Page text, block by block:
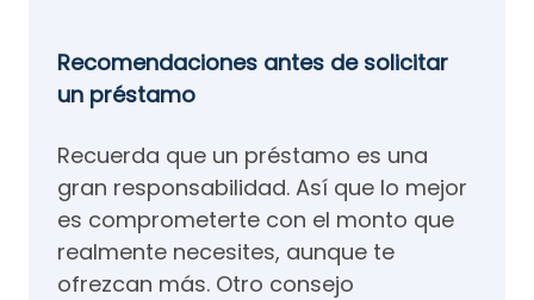
Recomendaciones antes de solicitar
un préstamo
Recuerda que un préstamo es una
gran responsabilidad. Así que lo mejor
es comprometerte con el monto que
realmente necesites, aunque te
ofrezcan más. Otro consejo